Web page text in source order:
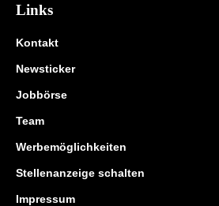
Links
Kontakt
Newsticker
Jobbörse
Team
Werbemöglichkeiten
Stellenanzeige schalten
Impressum